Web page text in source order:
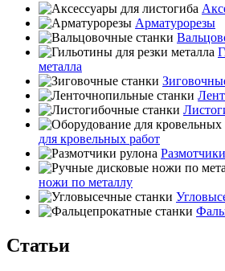
Арматурорезы
металла
для кровельных работ
ножи по металлу
Статьи